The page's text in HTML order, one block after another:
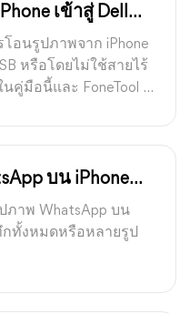
เข้าสู่ Dell
อนรูปภาพจาก iPhone
หรือโดยไม่ใช้สายไร้
คู่มือนี้และ FoneTool ที่
บน iPhone
าพ WhatsApp บน
ทั้งหมดหรือหลายรูป